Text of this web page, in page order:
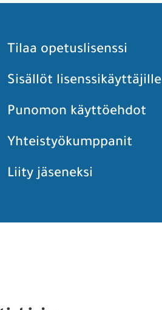
Tilaa opetuslisenssi
Sisällöt lisenssikäyttäjille
Punomon käyttöehdot
Yhteistyökumppanit
Liity jäseneksi